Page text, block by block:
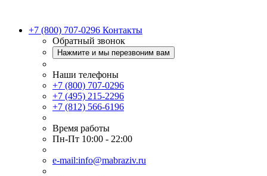
+7 (800) 707-0296 Контакты
Обратный звонок
Нажмите и мы перезвоним вам
Наши телефоны
+7 (800) 707-0296
+7 (495) 215-2296
+7 (812) 566-6196
Время работы
Пн-Пт 10:00 - 22:00
e-mail:info@mabraziv.ru